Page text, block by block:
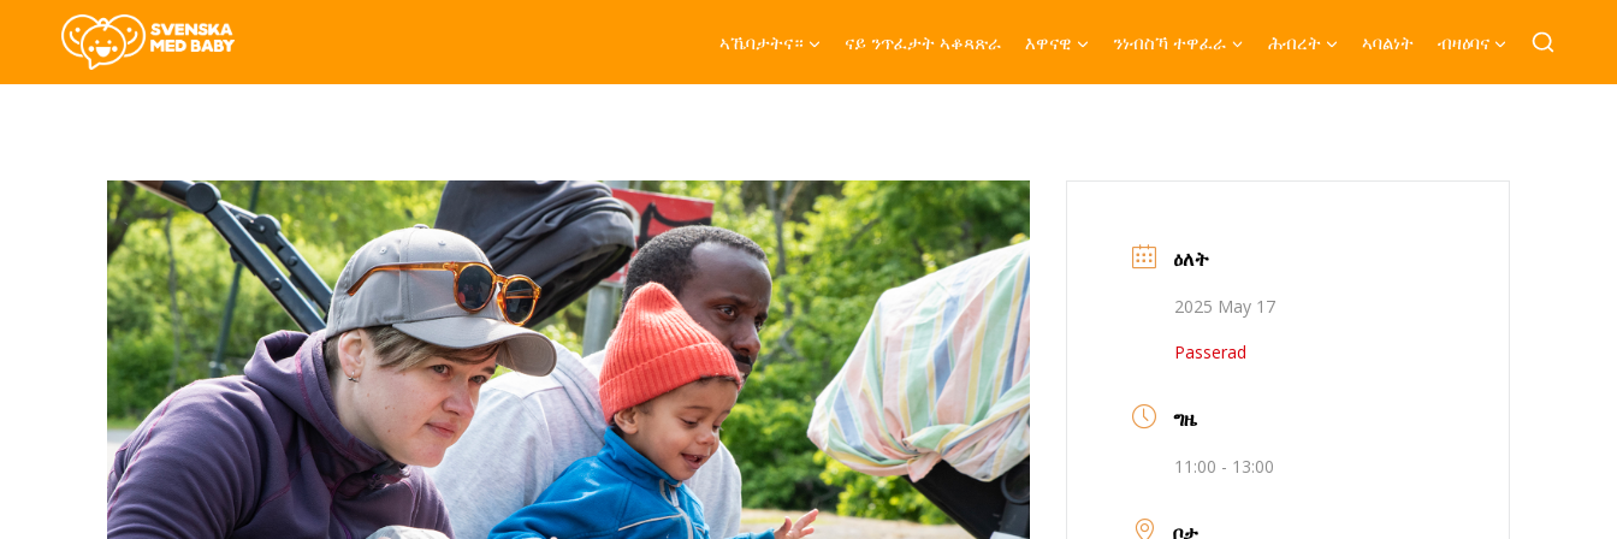
ኣኼባታትና። ናይ ንጥፈታት ኣቆጻጽራ እዋናዊ ንነብስኻ ተዋፈራ ሕብረት ኣባልነት ብዛዕባና
ዕለት
2025 May 17
Passerad
ግዜ
11:00 - 13:00
ቦታ